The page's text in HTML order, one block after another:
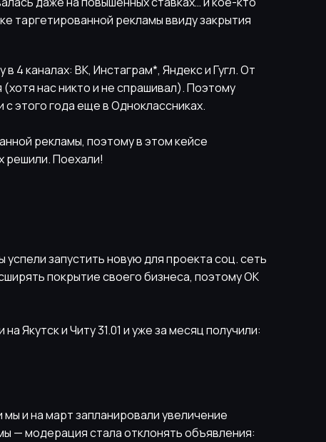
таргетированной рекламы ввиду закрытия
4 каналах: ВК, Инстаграм*, Яндекс и Гугл. От
нас никто и не спрашивал). Поэтому
этого года еще в Одноклассниках.
рекламы, поэтому в этом кейсе
решили. Поехали!
запустить новую для проекта соц. сеть
покрытие своего бизнеса, поэтому ОК
Якутск и Читу 31.01 и уже за месяц получили:
и на март запланировали увеличение
— модерация стала отклонять объявления: